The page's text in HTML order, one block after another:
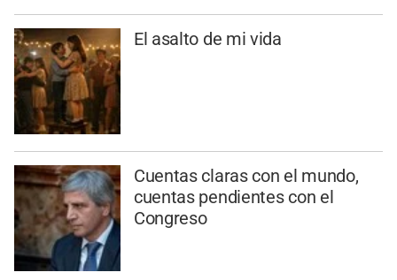
El asalto de mi vida
Cuentas claras con el mundo,
cuentas pendientes con el
Congreso